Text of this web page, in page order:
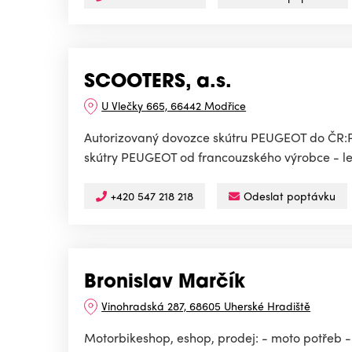
SCOOTERS, a.s.
U Vlečky 665, 66442 Modřice
Autorizovaný dovozce skútru PEUGEOT do
skútry PEUGEOT od francouzského výrobce -
+420 547 218 218 Odeslat poptávku
Bronislav Marčík
Vinohradská 287, 68605 Uherské Hradiště
Motorbikeshop, eshop, prodej: - moto potřeb